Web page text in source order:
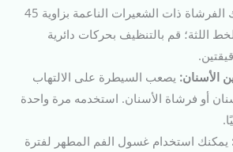
أمسك الفرشاة ذات الشعيرات الناعمة بزاوية 45
اللثة؛ قم بالتنظيف بحركات دائرية
الأسنان: يصعب السيطرة على الالتهاب
أو فرشاة الأسنان. استخدمه مرة واحدة
يمكنك استخدام غسول الفم المطهر لفترة